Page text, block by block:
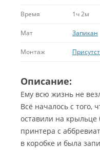
Время 1ч 2м
Мат Запикан
Монтаж
Описание:
Ему всю жизнь не
Всё началось с того,
оставили на
принтера с
в коробке и была